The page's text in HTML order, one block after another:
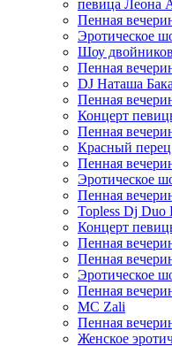
певица Леона
Пенная
Эротическое
Шоу двойников
Пенная
DJ Наташа
Пенная
Концерт
Пенная
Красный
Пенная
Эротическое
Пенная
Topless Dj Duo
Концерт
Пенная
Пенная
Эротическое
Пенная
MC Zali
Пенная
Женское